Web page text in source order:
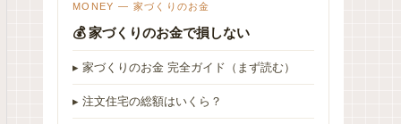
MONEY — 家づくりのお金
💰 家づくりのお金で損しない
▸ 家づくりのお金 完全ガイド（まず読む）
▸ 注文住宅の総額はいくら？